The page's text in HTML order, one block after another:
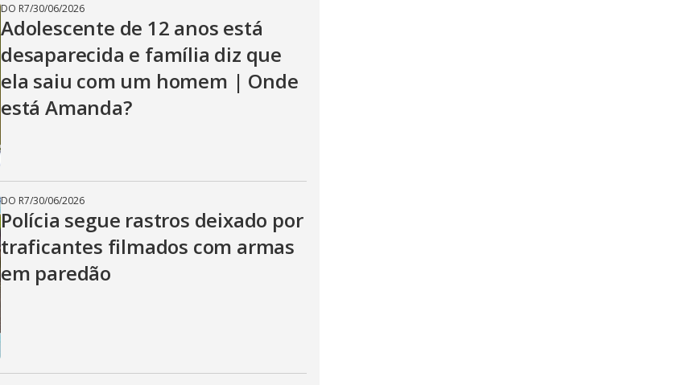
DO R7/30/06/2026
Adolescente de 12 anos está
desaparecida e família diz que
ela saiu com um homem | Onde
está Amanda?
DO R7/30/06/2026
Polícia segue rastros deixado por
traficantes filmados com armas
em paredão